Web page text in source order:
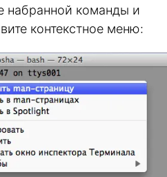
набранной команды и
контекстное меню: